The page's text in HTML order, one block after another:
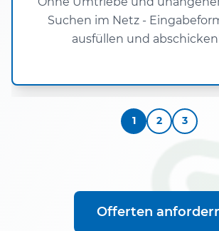
Suchen im Netz -
ausfüllen und
1 2 3
Offerten